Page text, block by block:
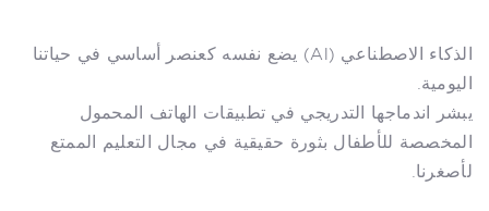
الذكاء الاصطناعي (AI) يضع نفسه كعنصر أساسي في حياتنا
اليومية.
يبشر اندماجها التدريجي في تطبيقات الهاتف المحمول
المخصصة للأطفال بثورة حقيقية في مجال التعليم الممتع
لأصغرنا.